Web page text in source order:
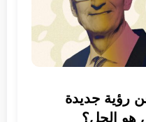
رؤية جديدة
هو الحل؟